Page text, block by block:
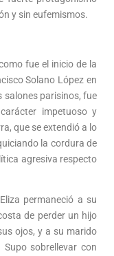
y sin eufemismos.
fue el inicio de la
Solano López en
salones parisinos, fue
impetuoso y
que se extendió a lo
la cordura de
agresiva respecto
permaneció a su
de perder un hijo
ojos, y a su marido
sobrellevar con